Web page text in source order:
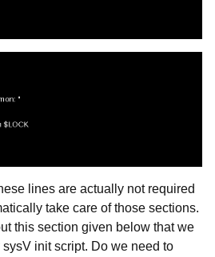
lines are actually not required
take care of those sections.
this section given below that we
init script. Do we need to